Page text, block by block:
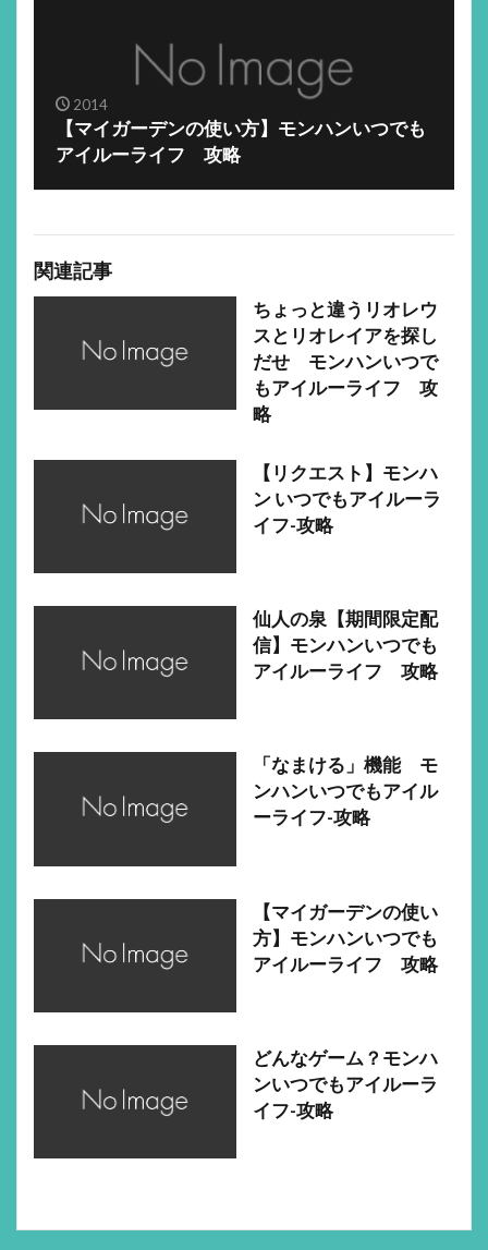
2014
【マイガーデンの使い方】モンハンいつでも
アイルーライフ 攻略
関連記事
ちょっと違うリオレウ
スとリオレイアを探し
だせ モンハンいつで
もアイルーライフ 攻
略
【リクエスト】モンハ
ン いつでもアイルーラ
イフ-攻略
仙人の泉【期間限定配
信】モンハンいつでも
アイルーライフ 攻略
「なまける」機能 モ
ンハンいつでもアイル
ーライフ-攻略
【マイガーデンの使い
方】モンハンいつでも
アイルーライフ 攻略
どんなゲーム？モンハ
ンいつでもアイルーラ
イフ-攻略